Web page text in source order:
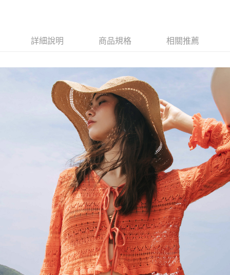
每筆NT$80，滿NT$2,000(含以上)免運費
每筆NT$80，滿NT$2,000(含以上)免運費
7-11付款取貨
每筆NT$80，滿NT$2,000(含以上)免運費
每筆NT$80，滿NT$2,000(含以上)免運費
每筆NT$120，滿NT$2,000(含以上)免運費
每筆NT$400，滿NT$2,000(含以上)免運費
付款後門市自取
國家/地區配送
詳細說明 商品規格 相關推薦